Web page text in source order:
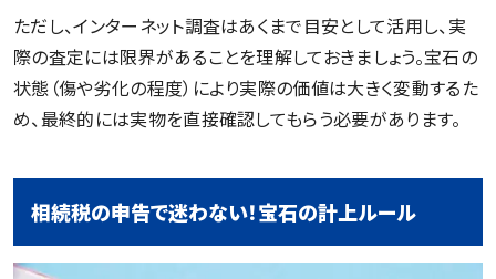
ただし、インターネット調査はあくまで目安として活用し、実
際の査定には限界があることを理解しておきましょう。宝石の
状態（傷や劣化の程度）により実際の価値は大きく変動するた
め、最終的には実物を直接確認してもらう必要があります。
相続税の申告で迷わない！宝石の計上ルール